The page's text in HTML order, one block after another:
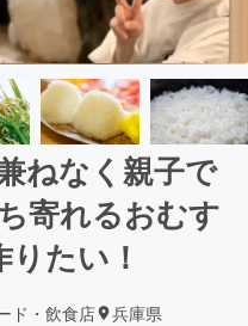
ねなく親子で
寄れるおむす
たい！
ド・飲食店 兵庫県